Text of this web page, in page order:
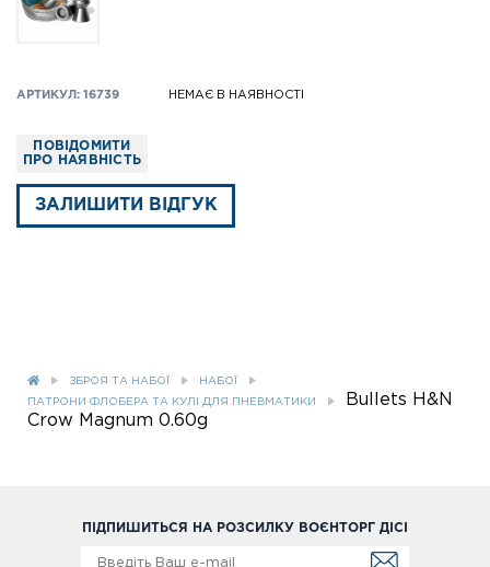
АРТИКУЛ: 16739 НЕМАЄ В НАЯВНОСТІ
ПОВІДОМИТИ
ПРО НАЯВНІСТЬ
ЗАЛИШИТИ ВІДГУК
ЗБРОЯ ТА НАБОЇ НАБОЇ
ПАТРОНИ ФЛОБЕРА ТА КУЛІ ДЛЯ ПНЕВМАТИКИ
Bullets H&N
Crow Magnum 0.60g
ПІДПИШИТЬСЯ НА РОЗСИЛКУ ВОЄНТОРГ ДІСІ